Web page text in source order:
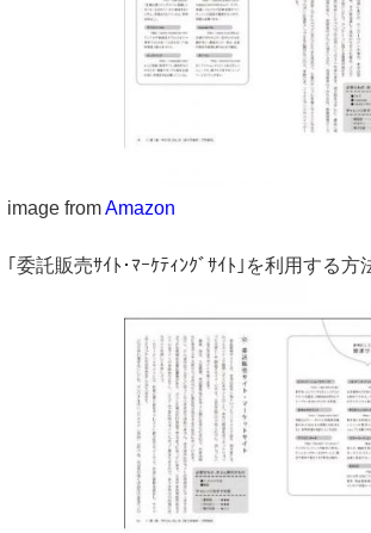
image fromAmazon
｢委託販売ｻｲﾄ･ﾏｰｹﾃｨﾝｸﾞｻｲﾄ｣を利用する方